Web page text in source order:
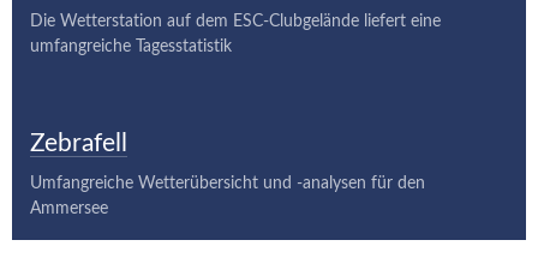
Die Wetterstation auf dem ESC-Clubgelände liefert eine
umfangreiche Tagesstatistik
Zebrafell
Umfangreiche Wetterübersicht und -analysen für den
Ammersee